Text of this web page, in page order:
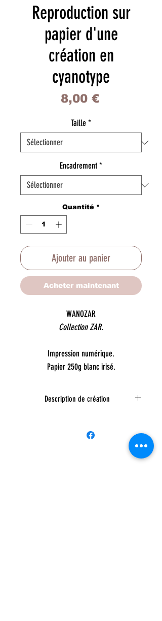
Reproduction sur
papier d'une
création en
cyanotype
8,00 €Prix
Taille *
Encadrement *
Quantité *
Ajouter au panier
Acheter maintenant
WANOZAR
Collection ZAR.
Impression numérique.
Papier 250g blanc irisé.
Description de création
retravaillé numériquement.